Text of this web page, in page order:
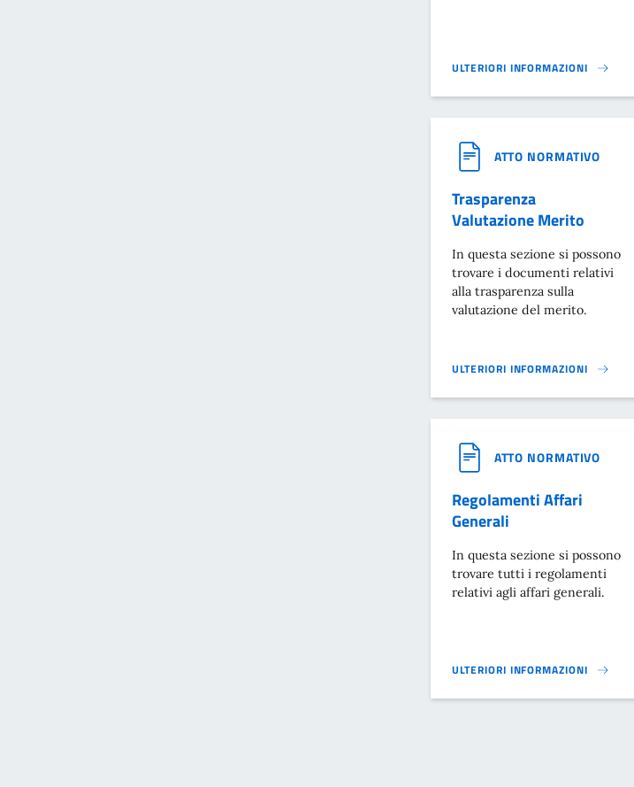
ULTERIORI INFORMAZIONI
SERVIZIO IDRICO INTEGRATO -
ATTO NORMATIVO
Trasparenza
Valutazione Merito
In questa sezione si possono
trovare i documenti relativi
alla trasparenza sulla
valutazione del merito.
ULTERIORI INFORMAZIONI
TRASPARENZA VALUTAZIONE
ATTO NORMATIVO
Regolamenti Affari
Generali
In questa sezione si possono
trovare tutti i regolamenti
relativi agli affari generali.
ULTERIORI INFORMAZIONI
REGOLAMENTI AFFARI GENERALI}